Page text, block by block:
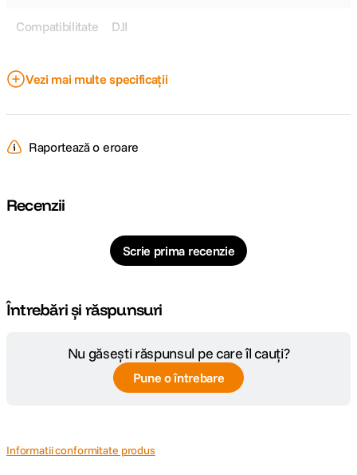
Compatibilitate DJI
DETALII PRODUCATOR
Vezi mai multe specificații
Raportează o eroare
Recenzii
Scrie prima recenzie
Întrebări și răspunsuri
Nu găsești răspunsul pe care îl cauți?
Pune o întrebare
Informatii conformitate produs